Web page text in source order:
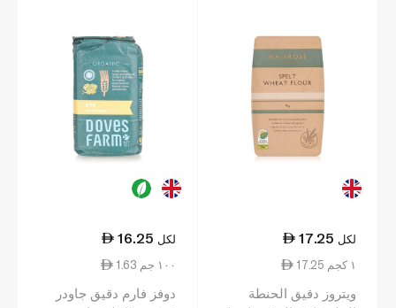
17.25 لكل
17.25 ١ كجم
ويتروز دقيق الحنطة
16.25 لكل
1.63 ١٠٠ جم
دوفز فارم دقيق جاودر